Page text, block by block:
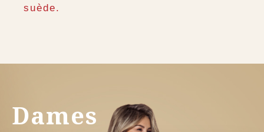
suède.
Dames